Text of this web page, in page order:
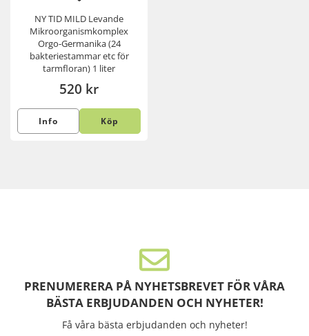
NY TID MILD Levande
Mikroorganismkomplex
Orgo-Germanika (24
bakteriestammar etc för
tarmfloran) 1 liter
520 kr
Info Köp
PRENUMERERA PÅ NYHETSBREVET FÖR VÅRA
BÄSTA ERBJUDANDEN OCH NYHETER!
Få våra bästa erbjudanden och nyheter!